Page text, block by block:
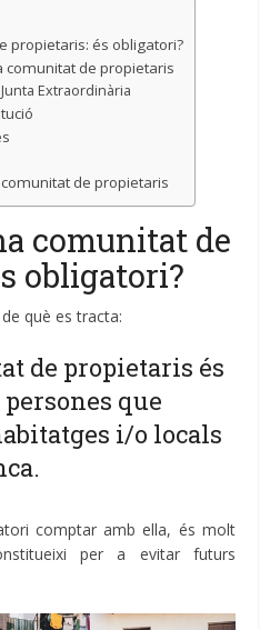
propietaris: és obligatori?
comunitat de propietaris
Extraordinària
de propietaris
comunitat de
obligatori?
què es tracta:
de propietaris és
que
i/o locals
comptar amb ella, és molt
per a evitar futurs